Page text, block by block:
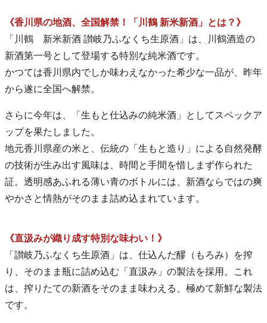
《香川県の地酒、全国解禁！「川鶴 新米新酒」とは？》
「川鶴 新米新酒 讃岐乃ふなくち生原酒」は、川鶴酒造の
新酒第一号として登場する特別な純米酒です。
かつては香川県内でしか味わえなかった希少な一品が、昨年
から遂に全国へ解禁。
さらに今年は、「生もと仕込みの純米酒」としてスペックア
ップを果たしました。
地元香川県産の米と、伝統の「生もと造り」による自然発酵
の技術が生み出す風味は、時間と手間を惜しまず作られた
証。透明感あふれる薄い青のボトルには、新酒ならではの爽
やかさと情熱がそのまま詰め込まれています。
《直汲みが織り成す特別な味わい！》
「讃岐乃ふなくち生原酒」は、仕込んだ醪（もろみ）を搾
り、そのまま瓶に詰め込む「直汲み」の製法を採用。これ
は、搾りたての新酒をそのまま味わえる、極めて新鮮な製法
です。